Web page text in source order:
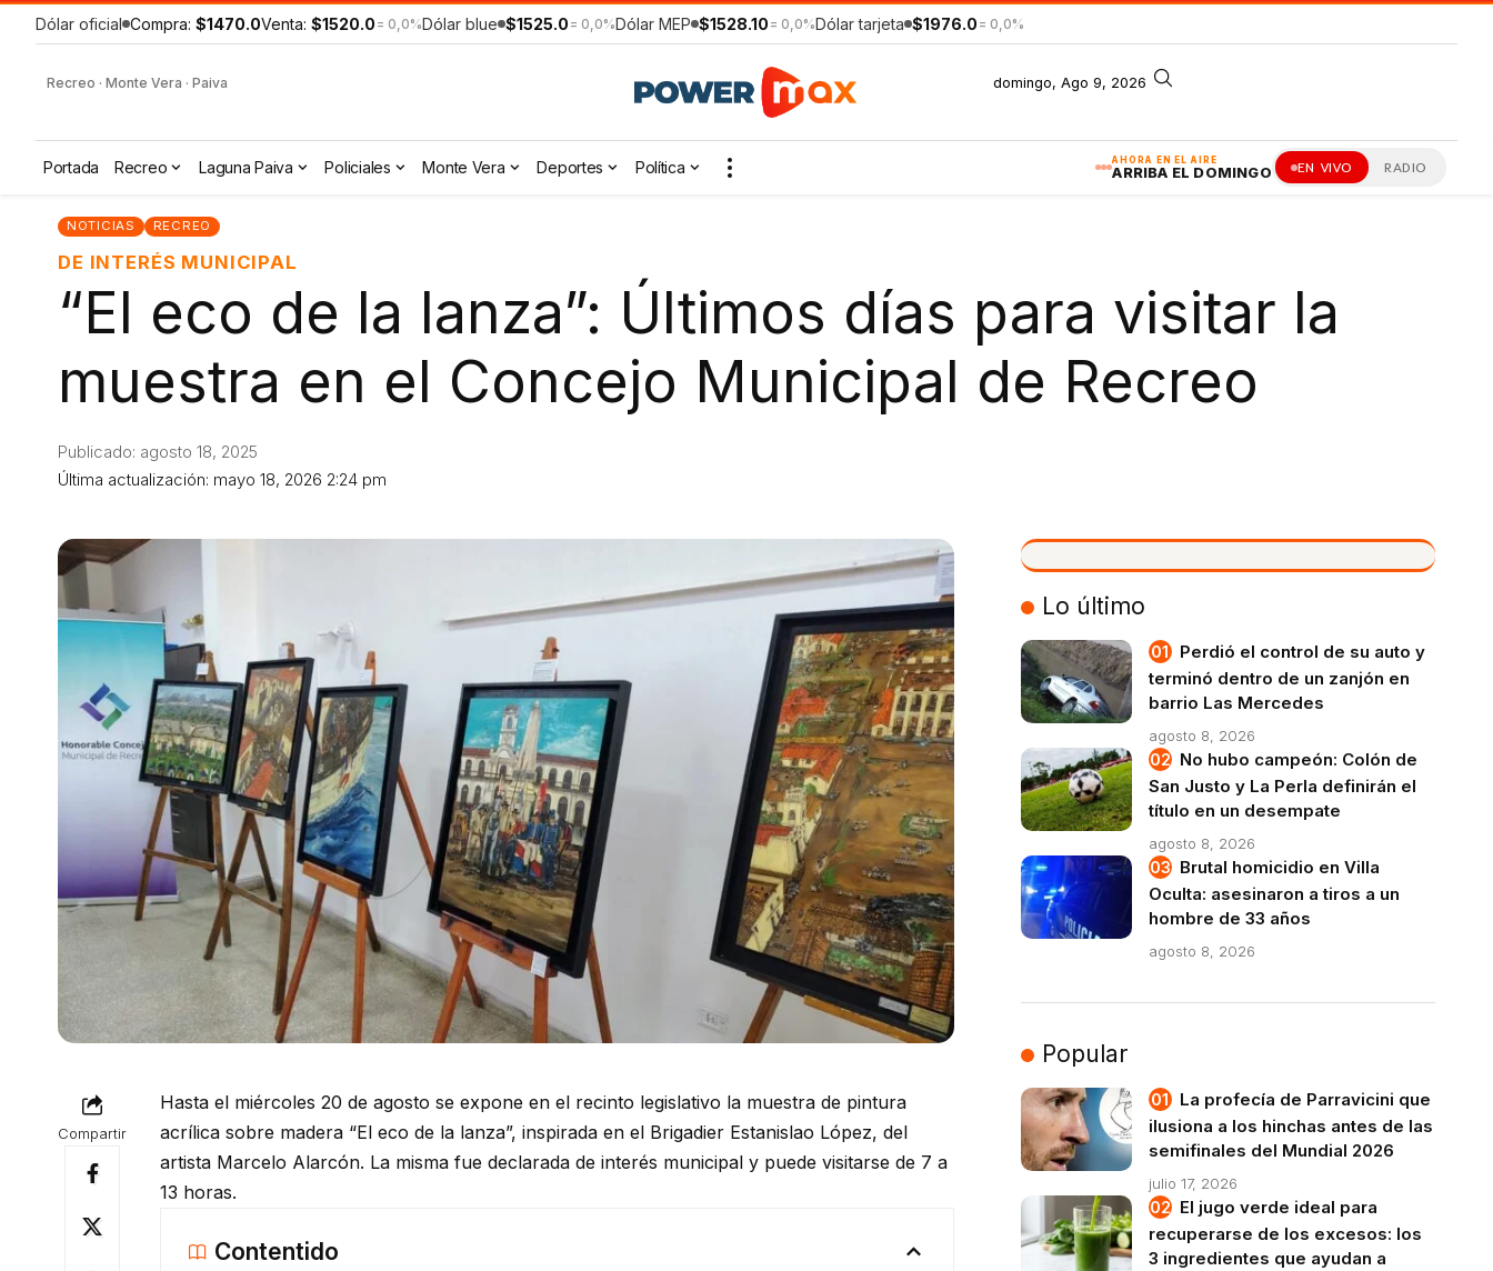
Dólar oficial Compra: $1470.0Venta: $1520.0 = 0,0%Dólar blue $1525.0 = 0,0%Dólar MEP $1528.10 = 0,0%Dólar tarjeta $1976.0 = 0,0%
Recreo · Monte Vera · Paiva domingo, Ago 9, 2026
AHORA EN EL AIRE
ARRIBA EL DOMINGO EN VIVO RADIO
Portada Recreo Laguna Paiva Policiales Monte Vera Deportes Política
NOTICIAS RECREO
DE INTERÉS MUNICIPAL
“El eco de la lanza”: Últimos días para visitar la
muestra en el Concejo Municipal de Recreo
Última actualización: mayo 18, 2026 2:24 pm
Publicado: agosto 18, 2025
Compartir
Hasta el miércoles 20 de agosto se expone en el recinto legislativo la muestra de pintura
acrílica sobre madera “El eco de la lanza”, inspirada en el Brigadier Estanislao López, del
artista Marcelo Alarcón. La misma fue declarada de interés municipal y puede visitarse de 7 a
13 horas.
Contentido
VIVO
Lo último
Perdió el control de su auto y
terminó dentro de un zanjón en
barrio Las Mercedes
agosto 8, 2026
No hubo campeón: Colón de
San Justo y La Perla definirán el
título en un desempate
agosto 8, 2026
Brutal homicidio en Villa
Oculta: asesinaron a tiros a un
hombre de 33 años
agosto 8, 2026
Popular
La profecía de Parravicini que
ilusiona a los hinchas antes de las
semifinales del Mundial 2026
julio 17, 2026
El jugo verde ideal para
recuperarse de los excesos: los
3 ingredientes que ayudan a